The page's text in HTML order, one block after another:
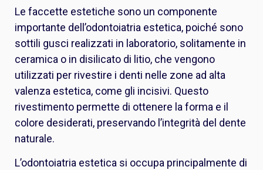
Le faccette estetiche sono un componente
importante dell’odontoiatria estetica, poiché sono
sottili gusci realizzati in laboratorio, solitamente in
ceramica o in disilicato di litio, che vengono
utilizzati per rivestire i denti nelle zone ad alta
valenza estetica, come gli incisivi. Questo
rivestimento permette di ottenere la forma e il
colore desiderati, preservando l’integrità del dente
naturale.
L’odontoiatria estetica si occupa principalmente di